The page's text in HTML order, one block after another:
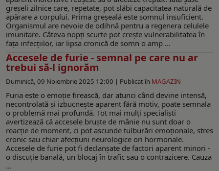
greșeli zilnice care, repetate, pot slăbi capacitatea naturală de
apărare a corpului. Prima greșeală este somnul insuficient.
Organismul are nevoie de odihnă pentru a regenera celulele
imunitare. Câteva nopți scurte pot crește vulnerabilitatea în
fața infecțiilor, iar lipsa cronică de somn o amp ...
Accesele de furie - semnal pe care nu ar
trebui să-l ignorăm
Duminică, 09 Noiembrie 2025 12:00 | Publicat în MAGAZIN
Furia este o emoție firească, dar atunci când devine intensă,
necontrolată și izbucnește aparent fără motiv, poate semnala
o problemă mai profundă. Tot mai mulți specialiști
avertizează că accesele bruște de mânie nu sunt doar o
reacție de moment, ci pot ascunde tulburări emoționale, stres
cronic sau chiar afecțiuni neurologice ori hormonale.
Accesele de furie pot fi declanșate de factori aparent minori -
o discuție banală, un blocaj în trafic sau o contrazicere. Cauza
...